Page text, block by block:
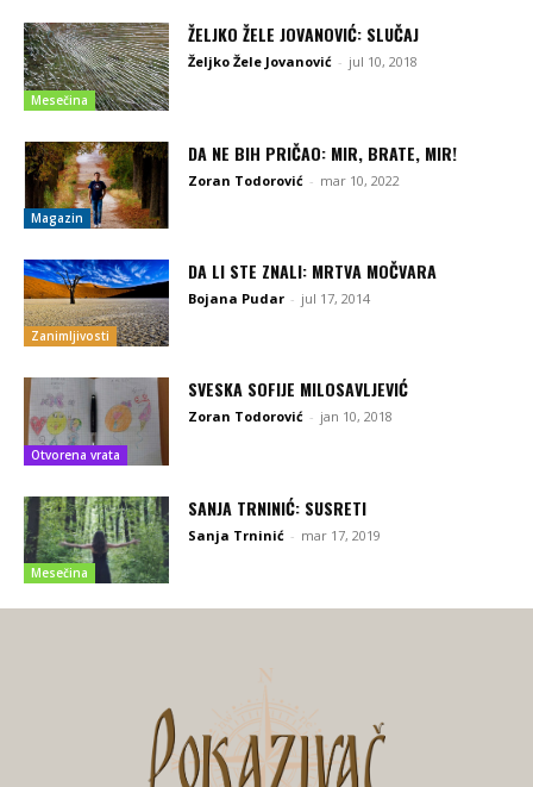
Mesečina
ŽELJKO ŽELE JOVANOVIĆ: SLUČAJ
Željko Žele Jovanović - jul 10, 2018
Magazin
DA NE BIH PRIČAO: MIR, BRATE, MIR!
Zoran Todorović - mar 10, 2022
Zanimljivosti
DA LI STE ZNALI: MRTVA MOČVARA
Bojana Pudar - jul 17, 2014
Otvorena vrata
SVESKA SOFIJE MILOSAVLJEVIĆ
Zoran Todorović - jan 10, 2018
Mesečina
SANJA TRNINIĆ: SUSRETI
Sanja Trninić - mar 17, 2019